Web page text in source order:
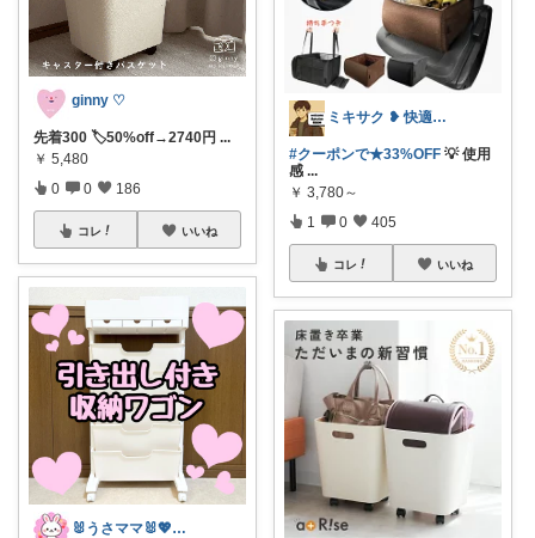
ginny ♡
先着300 🏷️50%off→2740円 ...
￥ 5,480
0 0 186
コレ いいね
🐰うさママ🐰💖キッズ・ママの日常✨
ミキサク ❥ 快適生活 ❥ 1歳児子育て
#クーポンで★33%OFF 💡 使用
感 ...
￥ 3,780～
1 0 405
コレ いいね